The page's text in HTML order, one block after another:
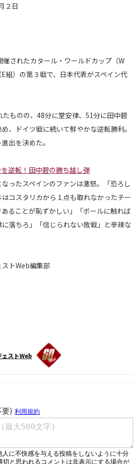
２日
されたカタール・ワールドカップ（W
組）の第３戦で、日本代表がスペイン代
ものの、48分に堂安律、51分に田中碧
、ドイツ戦に続いて鮮やかな逆転勝利。
出を決めた。
を逆転！田中碧の勝ち越し弾
ったスペインのファンは激怒。「恐ろし
コスタリカから１点も取れなかったチー
ることが恥ずかしい」「ボールに触れば
落ちろ」「信じられない敗戦」と辛辣な
トWeb編集部
ェストWeb